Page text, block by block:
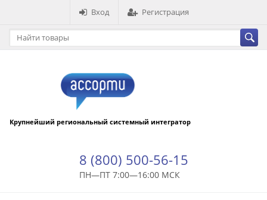
Вход Регистрация
Крупнейший региональный системный интегратор
8 (800) 500-56-15
ПН—ПТ 7:00—16:00 МСК